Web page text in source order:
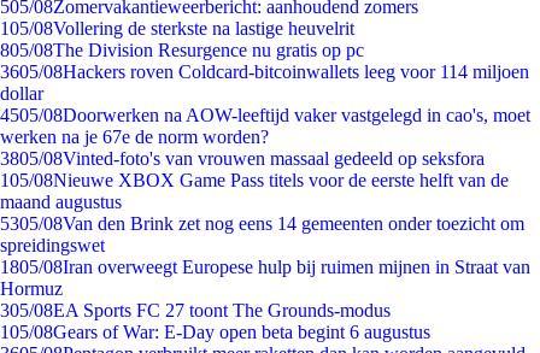
505/08Zomervakantieweerbericht: aanhoudend zomers
105/08Vollering de sterkste na lastige heuvelrit
805/08The Division Resurgence nu gratis op pc
3605/08Hackers roven Coldcard-bitcoinwallets leeg voor 114 miljoen
dollar
4505/08Doorwerken na AOW-leeftijd vaker vastgelegd in cao's, moet
werken na je 67e de norm worden?
3805/08Vinted-foto's van vrouwen massaal gedeeld op seksfora
105/08Nieuwe XBOX Game Pass titels voor de eerste helft van de
maand augustus
5305/08Van den Brink zet nog eens 14 gemeenten onder toezicht om
spreidingswet
1805/08Iran overweegt Europese hulp bij ruimen mijnen in Straat van
Hormuz
305/08EA Sports FC 27 toont The Grounds-modus
105/08Gears of War: E-Day open beta begint 6 augustus